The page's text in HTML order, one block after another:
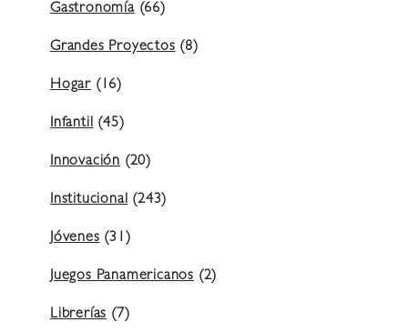
Gastronomía(66)
Grandes Proyectos (8)
Hogar (16)
Infantil (45)
Innovación (20)
Institucional (243)
Jóvenes (31)
Juegos Panamericanos (2)
Librerías (7)